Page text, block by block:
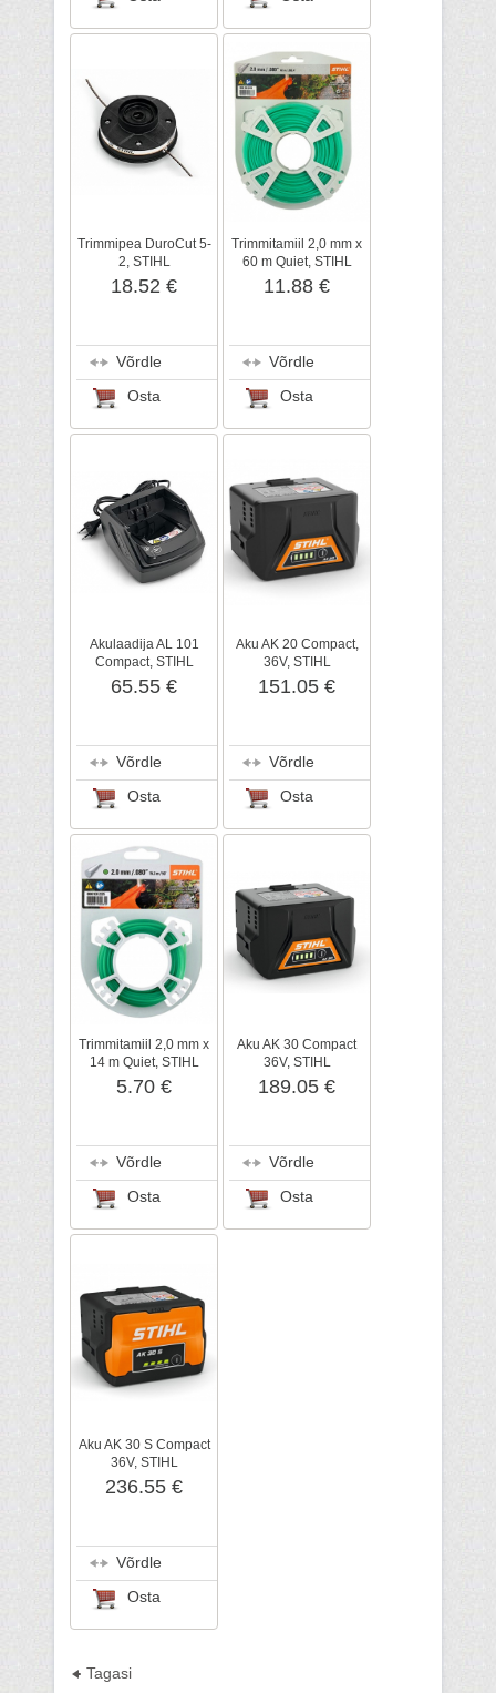
Trimmipea DuroCut 5-
2, STIHL
18.52 €
Võrdle
Osta
Trimmitamiil 2,0 mm x
60 m Quiet, STIHL
11.88 €
Võrdle
Osta
Akulaadija AL 101
Compact, STIHL
65.55 €
Võrdle
Osta
Aku AK 20 Compact,
36V, STIHL
151.05 €
Võrdle
Osta
Trimmitamiil 2,0 mm x
14 m Quiet, STIHL
5.70 €
Võrdle
Osta
Aku AK 30 Compact
36V, STIHL
189.05 €
Võrdle
Osta
Aku AK 30 S Compact
36V, STIHL
236.55 €
Võrdle
Osta
Tagasi